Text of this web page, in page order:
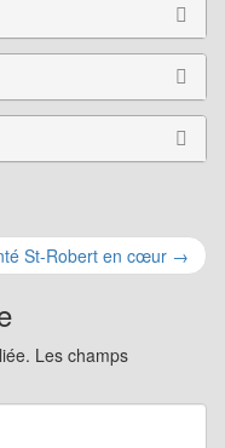
St-Robert en cœur →
Les champs